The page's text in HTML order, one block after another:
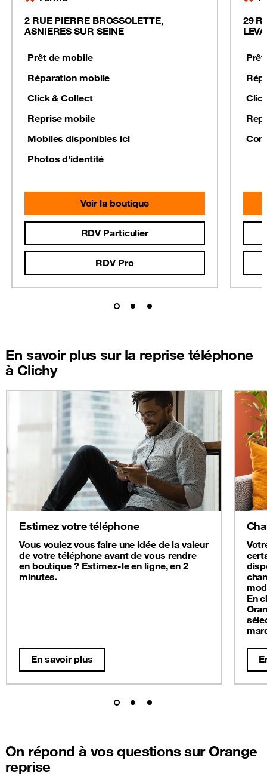
2 RUE PIERRE BROSSOLETTE,
ASNIERES SUR SEINE
Prêt de mobile
Réparation mobile
Click & Collect
Reprise mobile
Mobiles disponibles ici
Photos d'identité
Voir la boutique
RDV Particulier
RDV Pro
29
En savoir plus sur la reprise téléphone
à Clichy
Estimez votre téléphone
Vous voulez vous faire une idée de la valeur
de votre téléphone avant de vous rendre
en boutique ? Estimez-le en ligne, en 2
minutes.
En savoir plus
En
On répond à vos questions sur Orange
reprise